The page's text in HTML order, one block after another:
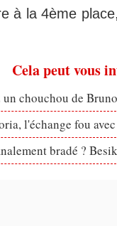
à la 4ème
Cela peut vous
chouchou de
l'échange fou
bradé ?